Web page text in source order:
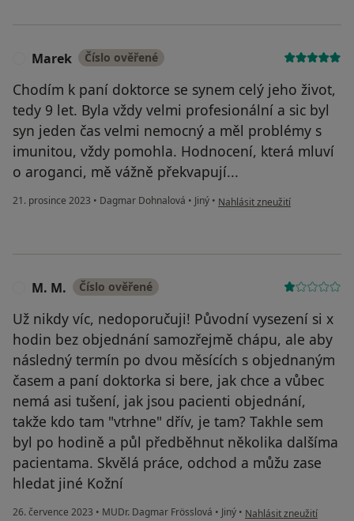
Marek Číslo ověřené
Chodím k paní doktorce se synem celý jeho život,
tedy 9 let. Byla vždy velmi profesionální a sic byl
syn jeden čas velmi nemocný a měl problémy s
imunitou, vždy pomohla. Hodnocení, která mluví
o aroganci, mě vážně překvapují...
21. prosince 2023 • Dagmar Dohnalová • Jiný • podle názoru uživatele Marek
Nahlásit zneužití
M. M. Číslo ověřené
Už nikdy víc, nedoporučuji! Původní vysezení si x
hodin bez objednání samozřejmě chápu, ale aby
následný termín po dvou měsících s objednaným
časem a paní doktorka si bere, jak chce a vůbec
nemá asi tušení, jak jsou pacienti objednání,
takže kdo tam "vtrhne" dřív, je tam? Takhle sem
byl po hodině a půl předběhnut několika dalšíma
pacientama. Skvělá práce, odchod a můžu zase
hledat jiné Kožní
26. července 2023 • MUDr. Dagmar Frösslová • Jiný • podle názoru uživatele
Nahlásit zneužití